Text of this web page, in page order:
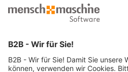
Digitaler Zwilling
Kundenreferenzen